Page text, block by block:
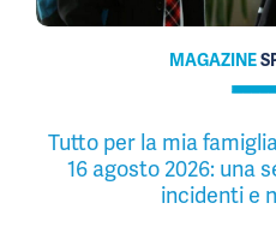
MAGAZINE
Tutto per la mia
16 agosto 2026: una
incidenti e